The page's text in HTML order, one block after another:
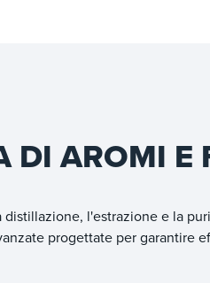
DI AROMI E
l'estrazione e la
progettate per garantire